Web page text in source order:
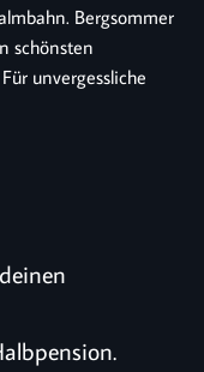
Bergsommer
schönsten
unvergessliche